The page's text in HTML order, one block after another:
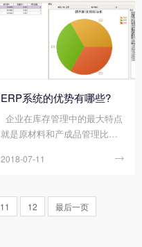
的合作，增加企业的资产。
ERP系统的优势有哪些?
企业在库存管理中的最大特点
就是原材料和产成品管理比较
并不一一对应，而且在生产过
因，导致企业每年因为库存管
理不善造成很大的损失。ERP
2018-07-11 
11 12 最后一页